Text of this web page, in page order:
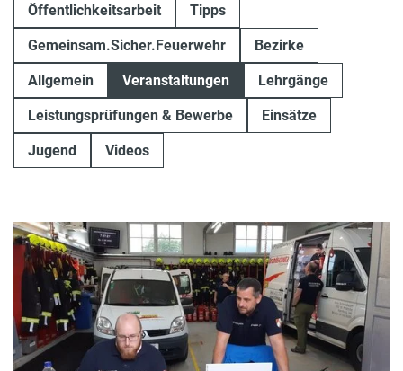
Öffentlichkeitsarbeit Tipps
Gemeinsam.Sicher.Feuerwehr Bezirke
Allgemein Veranstaltungen Lehrgänge
Leistungsprüfungen & Bewerbe Einsätze
Jugend Videos